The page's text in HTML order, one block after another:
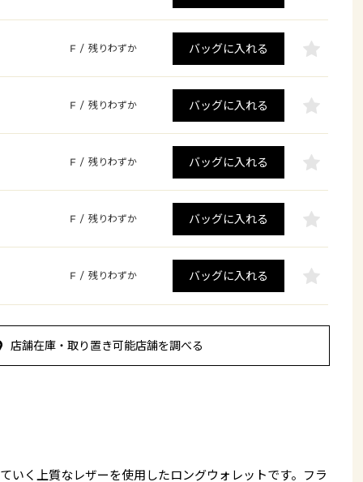
F / 残りわずか バッグに入れる
F / 残りわずか バッグに入れる
F / 残りわずか バッグに入れる
F / 残りわずか バッグに入れる
F / 残りわずか バッグに入れる
店舗在庫・取り置き可能店舗を調べる
いく上質なレザーを使用したロングウォレットです。フラ